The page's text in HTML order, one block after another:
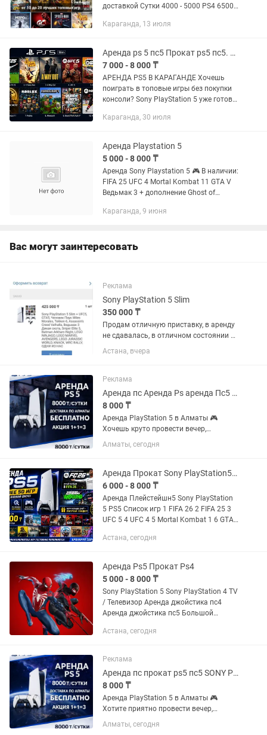
доставкой Сутки 4000 - 5000 PS4 6500-
игрока - UFC 3 UFC 4 UFC5 2 игрока -
Караганда, 13 июля
Аренда ps 5 пс5 Прокат ps5 пс5. Fifa 26 GTA5 UFC6 Mortal Kombat.
7 000 - 8 000 ₸
АРЕНДА PS5 В КАРАГАНДЕ Хочешь
поиграть в топовые игры без покупки
консоли? Sony PlayStation 5 уже готова
Караганда, 30 июля
Аренда Playstation 5
5 000 - 8 000 ₸
Аренда Sony Playstation 5 🎮 В наличии:
FIFA 25 UFC 4 Mortal Kombat 11 GTA V
Ведьмак 3 + дополнение Ghost of
Караганда, 9 июня
Вас могут заинтересовать
Реклама
Sony PlayStation 5 Slim
350 000 ₸
Продам отличную приставку, в аренду
не сдавалась, в отличном состоянии не
вскрывалась есть гарантия еще на
приставку!
Астана, вчера
Реклама
Аренда пс Аренда Ps аренда Пс5 аренда ps5 аренда ps 5 аренда PlayStation
8 000 ₸
Аренда PlayStation 5 в Алматы 🎮
Хочешь круто провести вечер,
устроить игровой марафон или
порадовать друзей на мероприятии?
удобно и с большим выбором игр!...
Алматы, сегодня
Аренда Прокат Sony PlayStation5 Пс5
6 000 - 8 000 ₸
Аренда Плейстейшн5 Sony PlayStation
5 PS5 Список игр 1 FIFA 26 2 FIFA 25 3
UFC 5 4 UFC 4 5 Mortal Kombat 1 6 GTA
Astro Playroom 11 Assassins Valhalla
Астана, сегодня
Аренда Ps5 Прокат Ps4
5 000 - 8 000 ₸
Sony PlayStation 5 Sony PlayStation 4 TV
/ Телевизор Аренда джойстика пс4
Аренда джойстика пс5 Большой
Приставок - залог: удостоверение - при
Астана, сегодня
Реклама
Аренда пс прокат ps5 пс5 SONY PlayStation сони плейстейшн на дом
8 000 ₸
Аренда PlayStation 5 в Алматы 🎮
Хотите приятно провести вечер,
устроить игровой марафон или
порадовать гостей? Предлагаем
Алматы, сегодня